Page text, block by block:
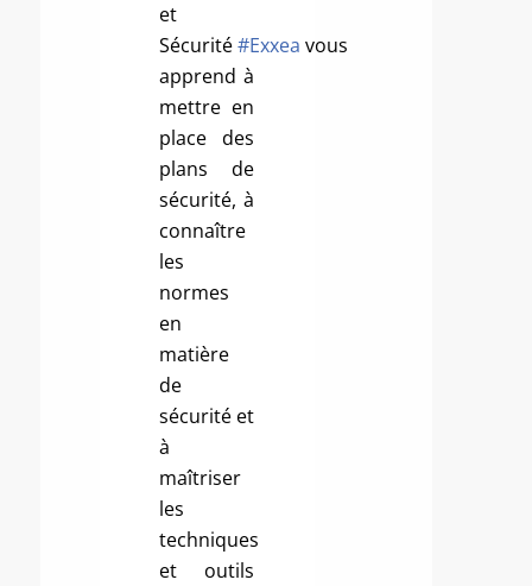
et
Sécurité#Exxea vous
apprend à
mettre en
place des
plans de
sécurité, à
connaître
les
normes
en
matière
de
sécurité et
à
maîtriser
les
techniques
et outils